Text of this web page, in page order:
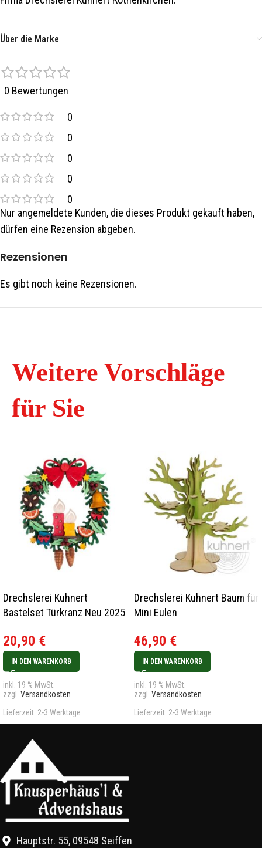
Über die Marke
0 Bewertungen
0
0
0
0
0
Rezensionen
Es gibt noch keine Rezensionen.
Nur angemeldete Kunden, die dieses Produkt gekauft haben,
dürfen eine Rezension abgeben.
Weitere Vorschläge
für Sie
Drechslerei Kuhnert
Bastelset Türkranz Neu 2025
20,90 €
IN DEN WARENKORB
inkl. 19 % MwSt.
zzgl. Versandkosten
Lieferzeit: 2-3 Werktage
Drechslerei Kuhnert Baum für
Mini Eulen
46,90 €
IN DEN WARENKORB
inkl. 19 % MwSt.
zzgl. Versandkosten
Lieferzeit: 2-3 Werktage
Hauptstr. 55, 09548 Seiffen